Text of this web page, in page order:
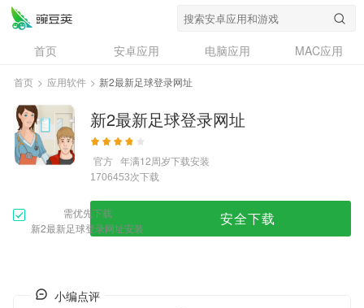
首页 安卓应用 电脑应用
MAC应用
资讯
专题
问答
首页 > 应用软件 > 新2最新足球登录网址
新2最新足球登录网址
官方 年满12周岁下载安装
1706453次下载
需优先下载
新2最新足球登录网址安装
安全下载
小编点评